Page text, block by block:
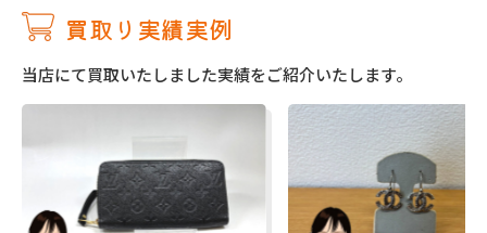
買取り実績実例
当店にて買取いたしました実績をご紹介いたします。